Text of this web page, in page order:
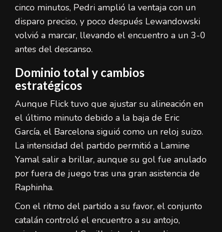
cinco minutos, Pedri amplió la ventaja con un
disparo preciso, y poco después Lewandowski
volvió a marcar, llevando el encuentro a un 3-0
antes del descanso.
Dominio total y cambios
estratégicos
Aunque Flick tuvo que ajustar su alineación en
el último minuto debido a la baja de Eric
García, el Barcelona siguió como un reloj suizo.
La intensidad del partido permitió a Lamine
Yamal salir a brillar, aunque su gol fue anulado
por fuera de juego tras una gran asistencia de
Raphinha.
Con el ritmo del partido a su favor, el conjunto
catalán controló el encuentro a su antojo,